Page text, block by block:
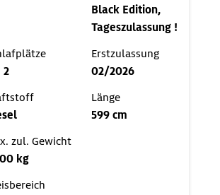
Black Edition,
Tageszulassung !
2
Erstzulassung
02/2026
Länge
599 cm
zul. Gewicht
kg